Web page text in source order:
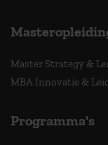
Master Strategy &
MBA Innovatie &
Programma's